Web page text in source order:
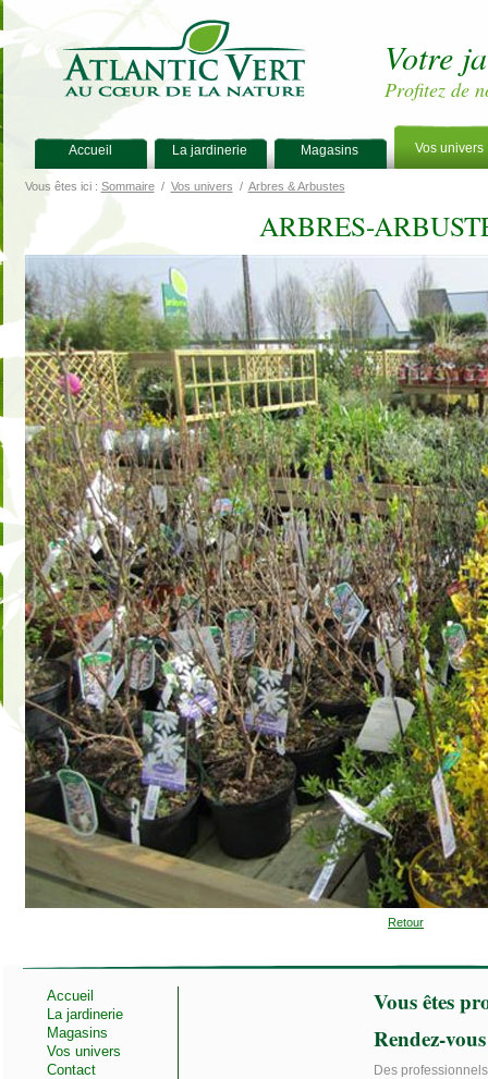
Votre
Profitez de
Accueil La jardinerie Magasins Vos univers
Vous êtes ici : Sommaire/ Vos univers / Arbres & Arbustes
ARBRES-
Retour
Accueil
La jardinerie
Magasins
Vos univers
Contact
Vous êtes
Rendez-
Des